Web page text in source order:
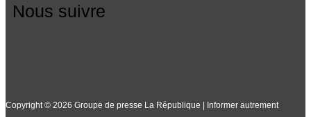
Nous suivre
Copyright © 2026 Groupe de presse La République | Informer autrement